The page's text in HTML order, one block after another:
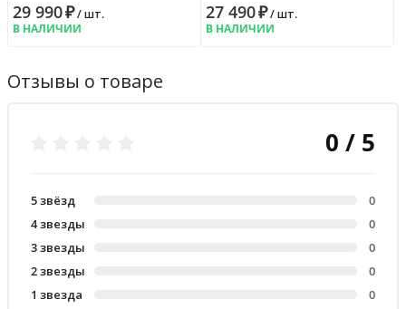
29 990₽/ шт.
В НАЛИЧИИ
27 490₽/ шт.
В НАЛИЧИИ
Отзывы о товаре
0 / 5
5 звёзд
0
4 звезды
0
3 звезды
0
2 звезды
0
1 звезда
0